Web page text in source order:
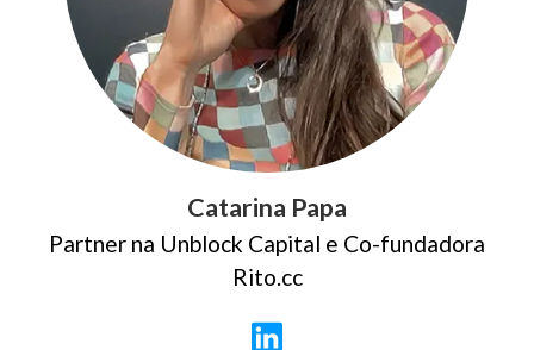
Catarina Papa
Partner na Unblock Capital e Co-fundadora
Rito.cc